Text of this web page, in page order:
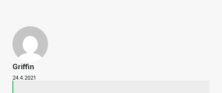
Griffin
24.4.2021